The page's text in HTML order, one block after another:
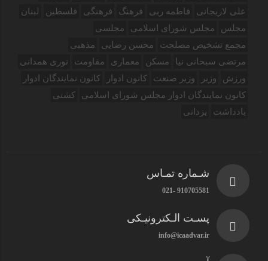
علی لاریجانی
فاطمه ربی فرهنگ فرهنگی فلسطین
لبنان
مجلس
مجلس شورای اسلامی
مجلسی
مجمع تشخیص مصلحت
محسن رضایی
مذهبی
مرتضی سبحانی نیا
مسکن معماری مقاومت
نوری همدانی
ورزش
وزیر وزیر صنعت کانون ادوار
کانون نمایندگان ادوار
کانون نمایندگان ادوار مجلس شورای اسلامی
کشتی
یادداشت
یزدانی
شـماره تمـاس
910705581 -021
پسـت الـکترونیـکی
info@icaadvar.ir